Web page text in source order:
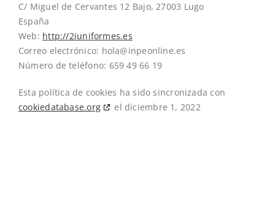
C/ Miguel de Cervantes 12 Bajo, 27003 Lugo
España
Web: http://2iuniformes.es
Correo electrónico: se.enilnoepni@aloh
Número de teléfono: 659 49 66 19
Esta política de cookies ha sido sincronizada con
cookiedatabase.org
el diciembre 1, 2022